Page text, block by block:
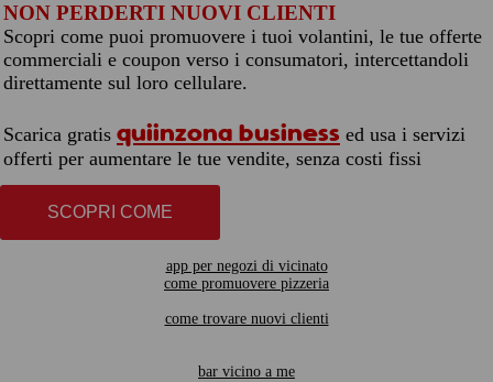
NON PERDERTI NUOVI CLIENTI
Scopri come puoi promuovere i tuoi volantini, le tue offerte
commerciali e coupon verso i consumatori, intercettandoli
direttamente sul loro cellulare.
Scarica gratis quiinzona business ed usa i servizi
offerti per aumentare le tue vendite, senza costi fissi
SCOPRI COME
app per negozi di vicinato
come promuovere pizzeria
come trovare nuovi clienti
bar vicino a me